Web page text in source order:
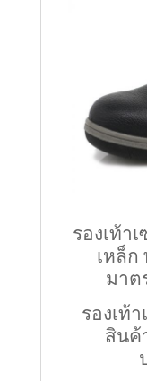
รองเท้า
เหล็
มาต
รองเท้
สินค้